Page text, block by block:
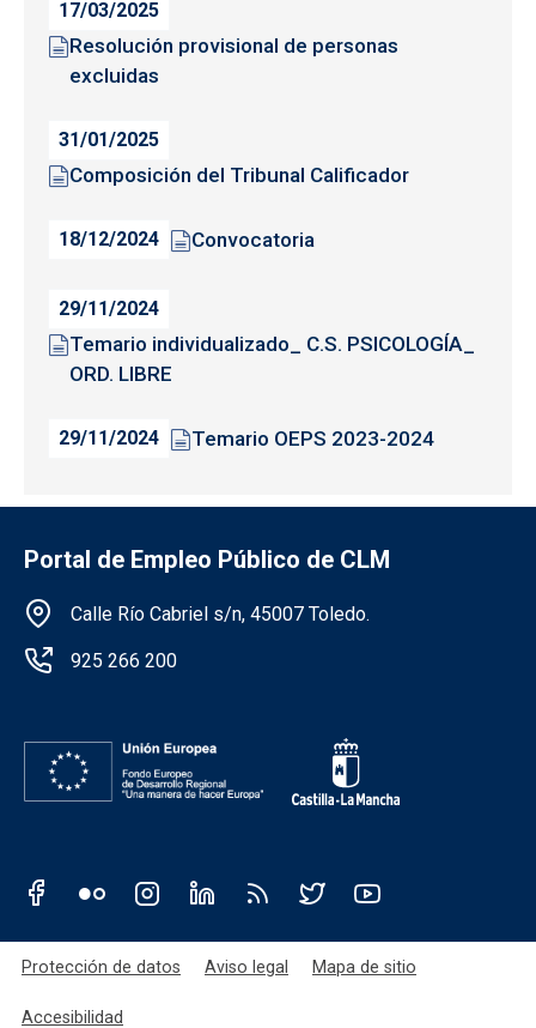
17/03/2025
Resolución provisional de personas
excluidas
31/01/2025
Composición del Tribunal Calificador
18/12/2024 Convocatoria
29/11/2024
Temario individualizado_ C.S. PSICOLOGÍA_
ORD. LIBRE
29/11/2024 Temario OEPS 2023-2024
Portal de Empleo Público de CLM
Información de la institución
Calle Río Cabriel s/n, 45007 Toledo.
925 266 200
Redes sociales JCCM
Menú legal
Protección de datos Aviso legal Mapa de sitio
Accesibilidad